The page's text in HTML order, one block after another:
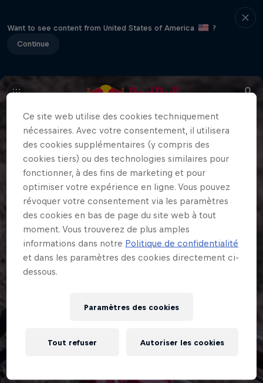
Want to see content from United States of America
?
Continue
Ce site web utilise des cookies techniquement
nécessaires. Avec votre consentement, il utilisera
des cookies supplémentaires (y compris des
cookies tiers) ou des technologies similaires pour
fonctionner, à des fins de marketing et pour
optimiser votre expérience en ligne. Vous pouvez
révoquer votre consentement via les paramètres
des cookies en bas de page du site web à tout
moment. Vous trouverez de plus amples
informations dans notre Politique de confidentialité
et dans les paramètres des cookies directement ci-
dessous.
Paramètres des cookies
Tout refuser Autoriser les cookies